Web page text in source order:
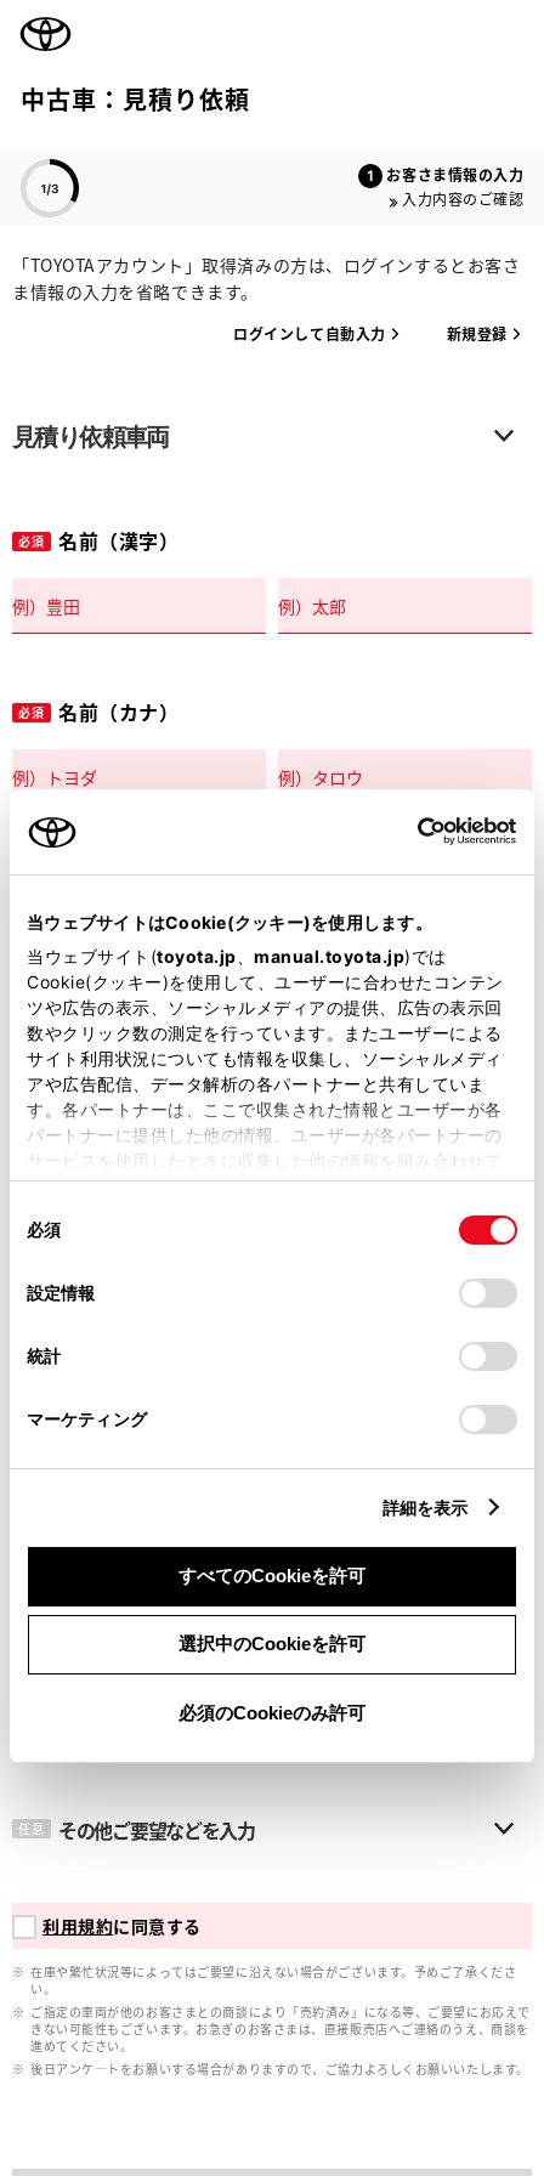
当ウェブサイトはCookie(クッキー)を使用します。
当ウェブサイト(toyota.jp manual.toyota.jp)では
Cookie(クッキー)を使用して、ユーザーに合わせたコンテン
ツや広告の表示、ソーシャルメディアの提供、広告の表示回
数やクリック数の測定を行っています。またユーザーによる
サイト利用状況についても情報を収集し、ソーシャルメディ
アや広告配信、データ解析の各パートナーと共有していま
す。各パートナーは、ここで収集された情報とユーザーが各
パートナーに提供した他の情報、ユーザーが各パートナーの
サービスを使用したときに収集した他の情報を組み合わせて
使用することがあります。当ウェブサイトの使用を続行する
デバイスにすべてのCookie(クッキー)が保存されることに同
意したことになります。Cookie(クッキー)のオプトアウト、
設定の変更、同意を撤回したりするにあたっては、当社の
「Cookie（クッキー）情報の取り扱いについて
」をご覧くだ
必須
設定情報
統計
マーケティング
詳細を表示
すべてのCookieを許可
選択中のCookieを許可
必須のCookieのみ許可
中古車：見積り依頼
お客さま情報の入力
入力内容のご確認
「TOYOTAアカウント」取得済みの方は、ログインするとお客さ
ま情報の入力を省略できます。
ログインして自動入力 新規登録
見積り依頼車両
必須 名前（漢字）
必須 名前（カナ）
郵便番号
住所自動入力
必須 都道府県
市区町村名
メールアドレス
任意 その他ご要望などを入力
利用規約に同意する
在庫や繁忙状況等によってはご要望に沿えない場合がございます。予めご了承くださ
い。
ご指定の車両が他のお客さまとの商談により「売約済み」になる等、ご要望にお応えで
きない可能性もございます。お急ぎのお客さまは、直接販売店へご連絡のうえ、商談を
進めてください。
後日アンケ―トをお願いする場合がありますので、ご協力よろしくお願いいたします。